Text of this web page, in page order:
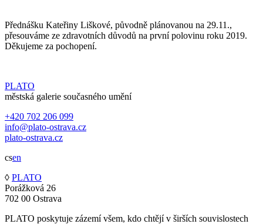
Přednášku Kateřiny Liškové, původně plánovanou na 29.11.,
přesouváme ze zdravotních důvodů na první polovinu roku 2019.
Děkujeme za pochopení.
PLATO
městská galerie současného umění
+420 702 206 099
info@plato-ostrava.cz
plato-ostrava.cz
csen
◊ PLATO
Porážková 26
702 00 Ostrava
PLATO poskytuje zázemí všem, kdo chtějí v širších souvislostech